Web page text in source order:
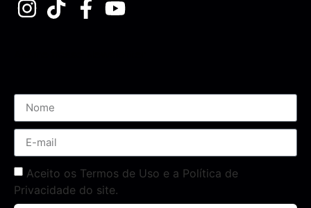
Aceito os Termos de Uso e a Política de
Privacidade do site.